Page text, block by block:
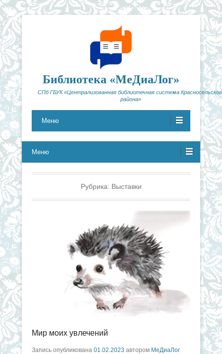
Библиотека «МеДиаЛог»
СПб ГБУК «Централизованная библиотечная система
района»
Меню
Меню
Рубрика: Выставки
Мир моих увлечений
Запись опубликована 01.02.2023 автором МеДиаЛог